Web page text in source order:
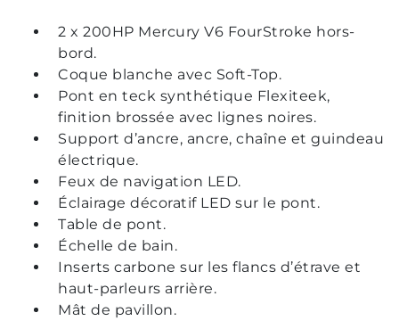
2 x 200HP Mercury V6 FourStroke hors-
bord.
Coque blanche avec Soft-Top.
Pont en teck synthétique Flexiteek,
finition brossée avec lignes noires.
Support d’ancre, ancre, chaîne et guindeau
électrique.
Feux de navigation LED.
Éclairage décoratif LED sur le pont.
Table de pont.
Échelle de bain.
Inserts carbone sur les flancs d’étrave et
haut-parleurs arrière.
Mât de pavillon.